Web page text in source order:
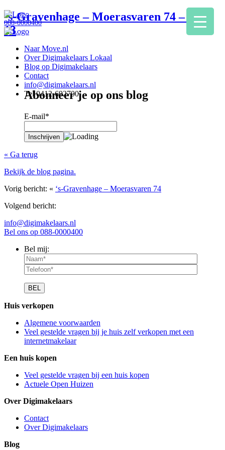
088-0000400
Naar Move.nl
Over Digimakelaars Lokaal
Blog op Digimakelaars
Contact
info@digimakelaars.nl
Tel 0412-692700
‘s-Gravenhage – Moerasvaren 74 – Foto
13
Abonneer je op ons blog
E-mail*
« Ga terug
Bekijk de blog pagina.
Vorig bericht: « ‘s-Gravenhage – Moerasvaren 74
Volgend bericht:
info@digimakelaars.nl
Bel ons op 088-0000400
Bel mij:
Huis verkopen
Algemene voorwaarden
Veel gestelde vragen bij je huis zelf verkopen met een
internetmakelaar
Een huis kopen
Veel gestelde vragen bij een huis kopen
Actuele Open Huizen
Over Digimakelaars
Contact
Over Digimakelaars
Blog